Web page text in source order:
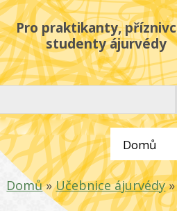
Pro praktikanty,
studenty ájurvédy
Domů
Domů»Učebnice ájurvédy